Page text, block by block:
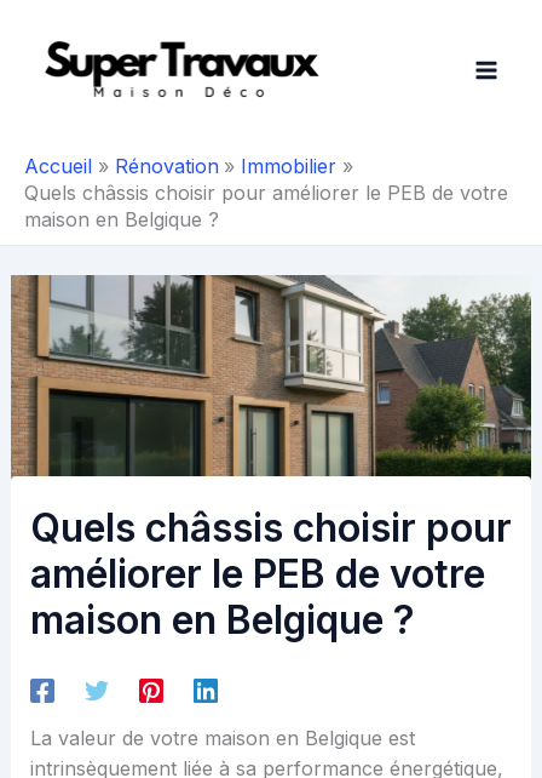
contenu
Accueil Rénovation
Immobilier
Quels châssis choisir pour améliorer le PEB de votre
maison en Belgique ?
Quels châssis choisir pour
améliorer le PEB de votre
maison en Belgique ?
La valeur de votre maison en Belgique est
intrinsèquement liée à sa performance énergétique,